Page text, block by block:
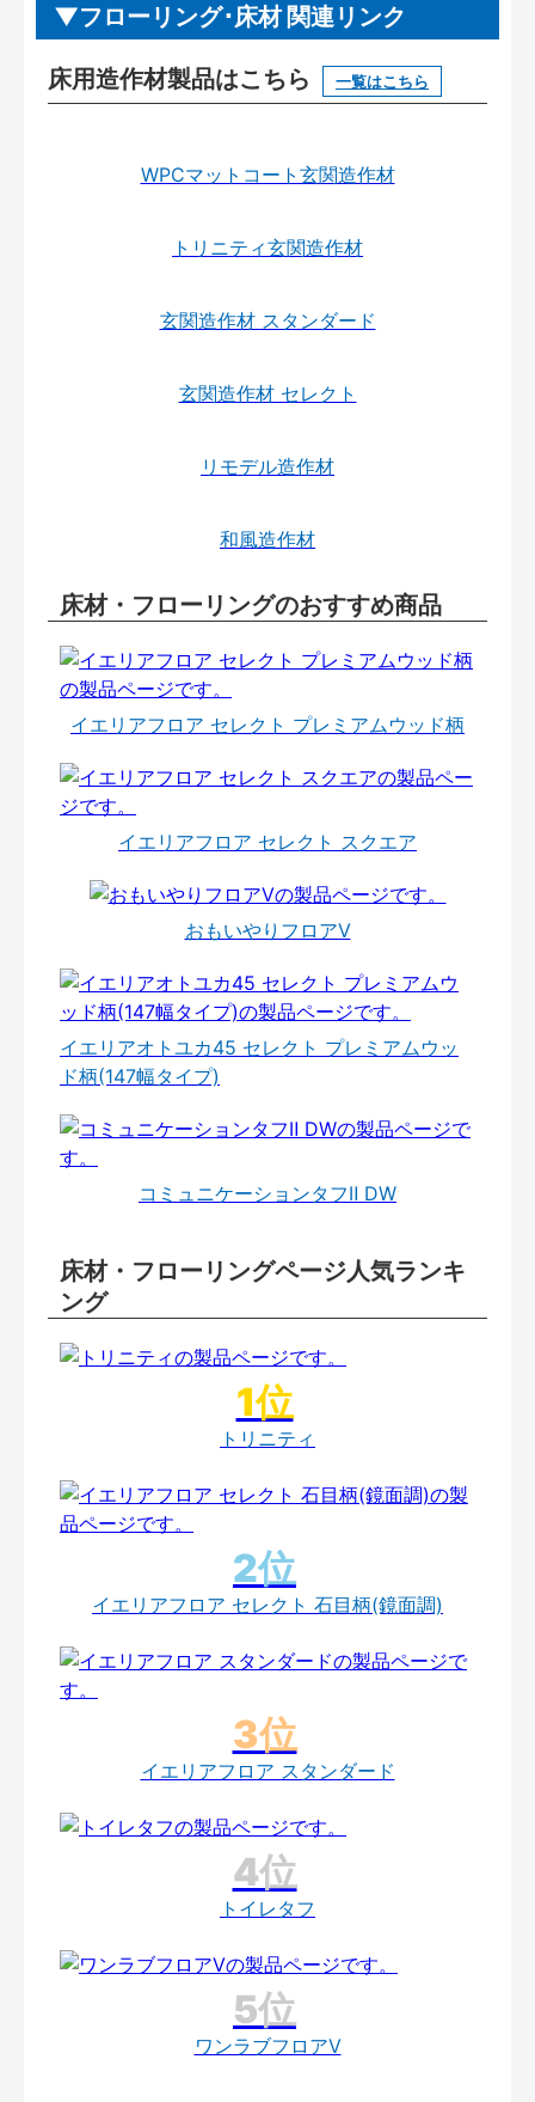
フローリング･床材 関連リンク
床用造作材製品はこちら 一覧はこちら
WPCマットコート玄関造作材
トリニティ玄関造作材
玄関造作材 スタンダード
玄関造作材 セレクト
リモデル造作材
和風造作材
床材・フローリングのおすすめ商品
イエリアフロア セレクト プレミアムウッド柄
イエリアフロア セレクト スクエア
おもいやりフロアⅤ
イエリアオトユカ45 セレクト プレミアムウッ
ド柄(147幅タイプ)
コミュニケーションタフⅡ DW
床材・フローリングページ人気ランキ
ング
トリニティ
イエリアフロア セレクト 石目柄(鏡面調)
イエリアフロア スタンダード
トイレタフ
ワンラブフロアV